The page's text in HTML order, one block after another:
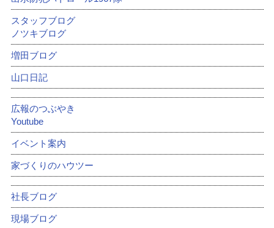
スタッフブログ
ノツキブログ
増田ブログ
山口日記
広報のつぶやき
Youtube
イベント案内
家づくりのハウツー
社長ブログ
現場ブログ